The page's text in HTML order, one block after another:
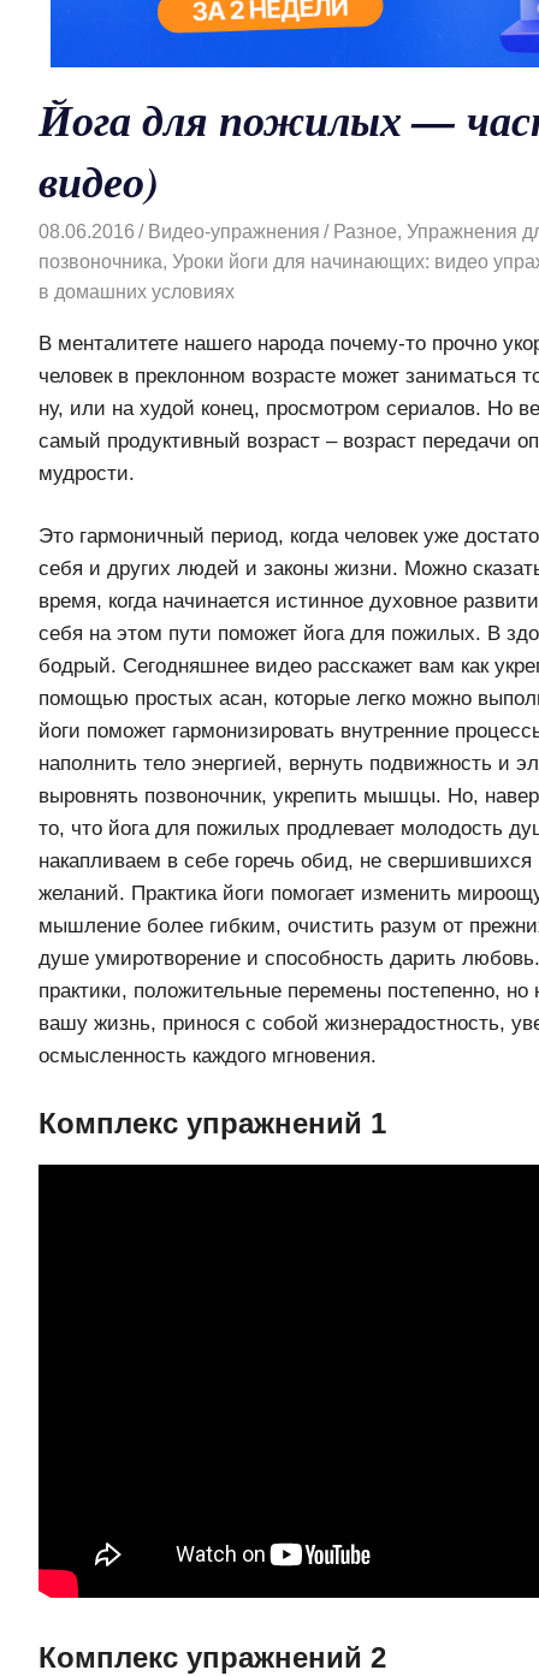
Йога для пожилых —
видео)
08.06.2016 Видео-упражнения Разное,Упражнения
позвоночника, Уроки йоги для начинающих: видео
в домашних условиях
В менталитете нашего народа почему-то прочно
человек в преклонном возрасте может заниматься
ну, или на худой конец, просмотром сериалов. Но
самый продуктивный возраст – возраст передачи
мудрости.
Это гармоничный период, когда человек уже
себя и других людей и законы жизни. Можно
время, когда начинается истинное духовное
себя на этом пути поможет йога для пожилых. В
бодрый. Сегодняшнее видео расскажет вам как
помощью простых асан, которые легко можно
йоги поможет гармонизировать внутренние
наполнить тело энергией, вернуть подвижность и
выровнять позвоночник, укрепить мышцы. Но,
то, что йога для пожилых продлевает молодость
накапливаем в себе горечь обид, не
желаний. Практика йоги помогает изменить
мышление более гибким, очистить разум от
душе умиротворение и способность дарить
практики, положительные перемены постепенно, но
вашу жизнь, принося с собой жизнерадостность,
осмысленность каждого мгновения.
Комплекс упражнений 1
Комплекс упражнений 2